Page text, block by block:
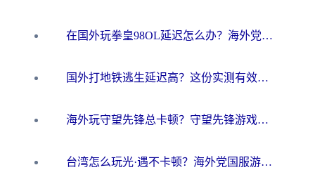
在国外玩拳皇98OL延迟怎么办？海外党亲测有效的低延迟指南
国外打地铁逃生延迟高？这份实测有效的低延迟指南帮你吃鸡
海外玩守望先锋总卡顿？守望先锋游戏加速器在哪里买&避坑指南（附欧洲非洲游戏实测）
台湾怎么玩光·遇不卡顿？海外党国服游戏加速终极攻略（附实测体验）